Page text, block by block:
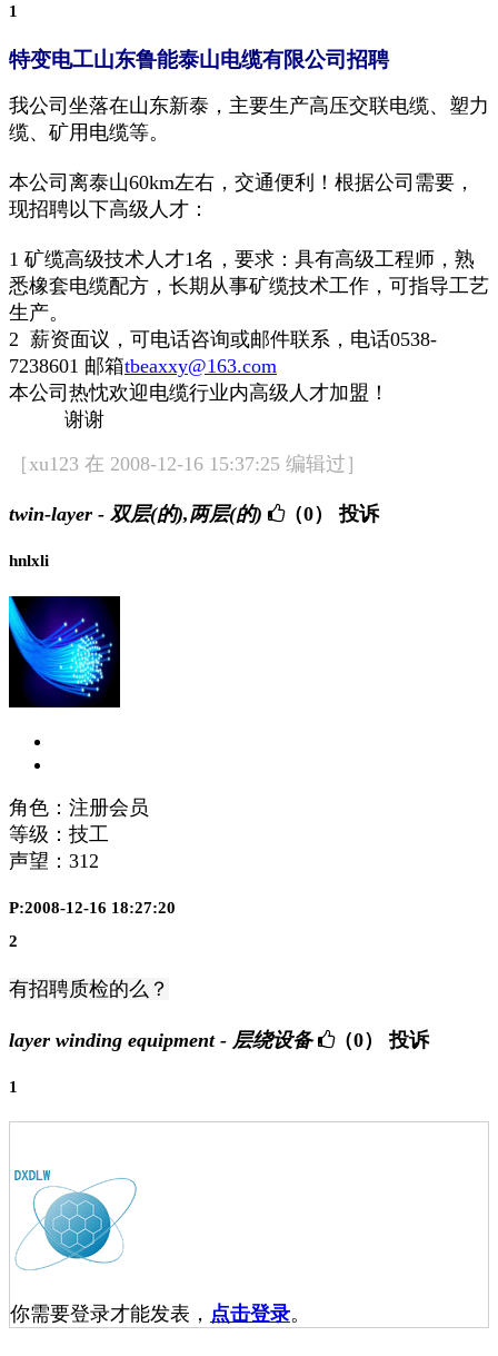
1
特变电工山东鲁能泰山电缆有限公司招聘
我公司坐落在山东新泰，主要生产高压交联电缆、塑力
缆、矿用电缆等。
本公司离泰山60km左右，交通便利！根据公司需要，
现招聘以下高级人才：
1 矿缆高级技术人才1名，要求：具有高级工程师，熟
悉橡套电缆配方，长期从事矿缆技术工作，可指导工艺
生产。
2 薪资面议，可电话咨询或邮件联系，电话0538-
7238601 邮箱tbeaxxy@163.com
本公司热忱欢迎电缆行业内高级人才加盟！
谢谢
［xu123 在 2008-12-16 15:37:25 编辑过］
twin-layer - 双层(的),两层(的) （0） 投诉
hnlxli
角色：注册会员
等级：技工
声望： 312
P:2008-12-16 18:27:20
2
有招聘质检的么？
layer winding equipment - 层绕设备 （0） 投诉
1
你需要登录才能发表， 点击登录。